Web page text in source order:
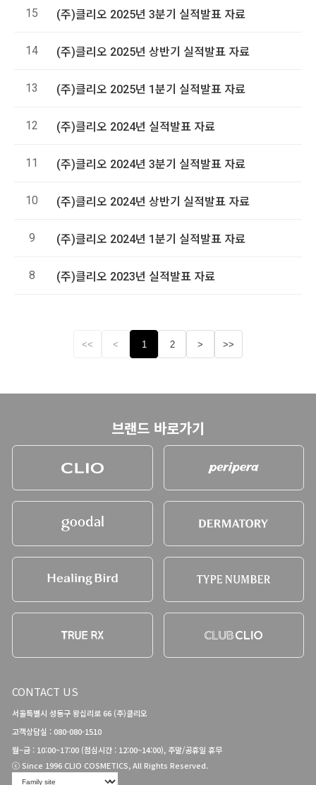
15 (주)클리오 2025년 3분기 실적발표 자료
14 (주)클리오 2025년 상반기 실적발표 자료
13 (주)클리오 2025년 1분기 실적발표 자료
12 (주)클리오 2024년 실적발표 자료
11 (주)클리오 2024년 3분기 실적발표 자료
10 (주)클리오 2024년 상반기 실적발표 자료
9 (주)클리오 2024년 1분기 실적발표 자료
8 (주)클리오 2023년 실적발표 자료
<< < 1 2 > >>
브랜드 바로가기
CONTACT US
서울특별시 성동구 왕십리로 66 (주)클리오
고객상담실 : 080-080-1510
월~금 : 10:00~17:00 (점심시간 : 12:00~14:00), 주말/공휴일 휴무
ⓒ Since 1996 CLIO COSMETICS, All Rights Reserved.